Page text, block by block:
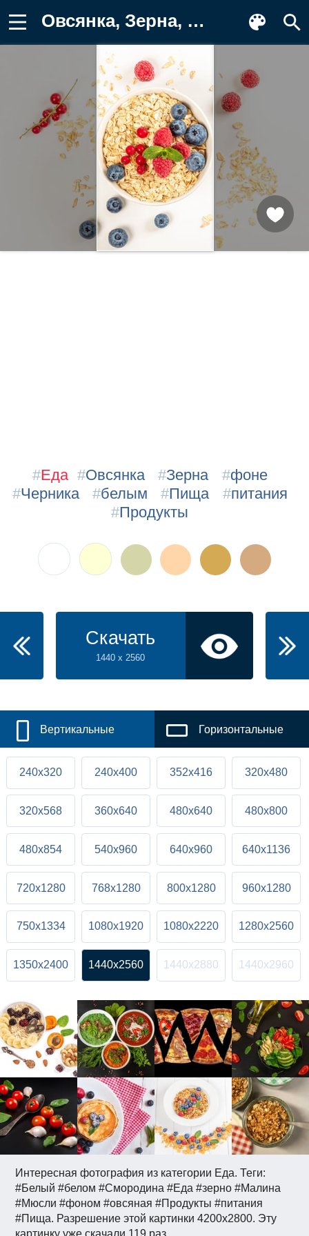
Овсянка, Зерна, фоне, Черника, белым Заставка на телефон
Интересная фотография из категории Еда. Теги:
#Белый #белом #Смородина #Еда #зерно #Малина
#Мюсли #фоном #овсяная #Продукты #питания
#Пища. Разрешение этой картинки 4200x2800. Эту
#Еда #Овсянка #Зерна #фоне
#Черника #белым #Пища #питания
#Продукты
Скачать
1440 x 2560
Вертикальные Горизонтальные
240x320 240x400 352x416 320x480
320x568 360x640 480x640 480x800
480x854 540x960 640x960 640x1136
720x1280 768x1280 800x1280 960x1280
750x1334 1080x1920 1080x2220 1280x2560
1350x2400 1440x2560 1440x2880 1440x2960